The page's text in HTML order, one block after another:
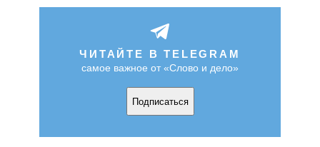
ЧИТАЙТЕ В TELEGRAM
самое важное от «Слово и дело»
Подписаться